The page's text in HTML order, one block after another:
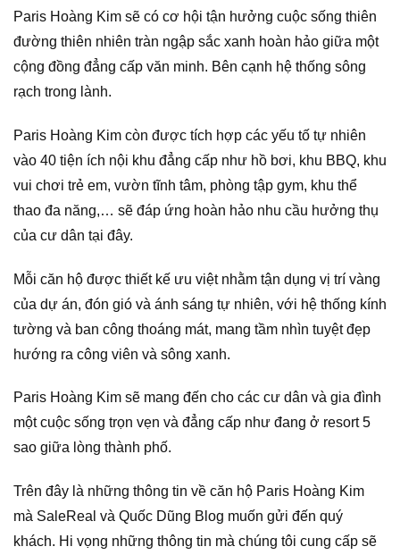
Paris Hoàng Kim sẽ có cơ hội tận hưởng cuộc sống thiên
đường thiên nhiên tràn ngập sắc xanh hoàn hảo giữa một
cộng đồng đẳng cấp văn minh. Bên cạnh hệ thống sông
rạch trong lành.
Paris Hoàng Kim còn được tích hợp các yếu tố tự nhiên
vào 40 tiện ích nội khu đẳng cấp như hồ bơi, khu BBQ, khu
vui chơi trẻ em, vườn tĩnh tâm, phòng tập gym, khu thể
thao đa năng,… sẽ đáp ứng hoàn hảo nhu cầu hưởng thụ
của cư dân tại đây.
Mỗi căn hộ được thiết kế ưu việt nhằm tận dụng vị trí vàng
của dự án, đón gió và ánh sáng tự nhiên, với hệ thống kính
tường và ban công thoáng mát, mang tầm nhìn tuyệt đẹp
hướng ra công viên và sông xanh.
Paris Hoàng Kim sẽ mang đến cho các cư dân và gia đình
một cuộc sống trọn vẹn và đẳng cấp như đang ở resort 5
sao giữa lòng thành phố.
Trên đây là những thông tin về căn hộ Paris Hoàng Kim
mà SaleReal và Quốc Dũng Blog muốn gửi đến quý
khách. Hi vọng những thông tin mà chúng tôi cung cấp sẽ